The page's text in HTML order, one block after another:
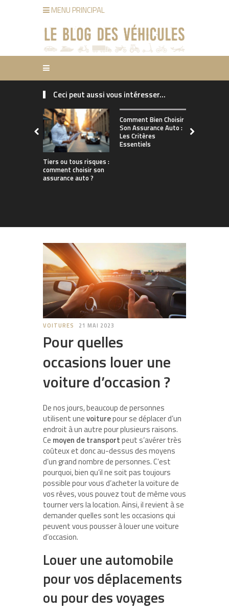
MENU PRINCIPAL
Ceci peut aussi vous intéresser...
Tiers ou tous risques :
comment choisir son
assurance auto ?
Comment Bien Choisir
Son Assurance Auto :
Les Critères
Essentiels
VOITURES 21 MAI 2023
Pour quelles
occasions louer une
voiture d’occasion ?
De nos jours, beaucoup de personnes
utilisent unevoiturepour se déplacer d’un
endroit à un autre pour plusieurs raisons.
Ce moyen detransportpeut s’avérer très
coûteux et donc au-dessus des moyens
d’un grand nombre de personnes. C’est
pourquoi, bien qu’il ne soit pas toujours
possible pour vous d’acheter la voiture de
vos rêves, vous pouvez tout de même vous
tourner vers la location. Ainsi, il revient à se
demander quelles sont les occasions qui
peuvent vous pousser à louer une voiture
d’occasion.
Louer une automobile
pour vos déplacements
ou pour des voyages